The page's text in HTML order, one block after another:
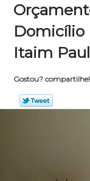
Itaim
Gostou? compartilhe!